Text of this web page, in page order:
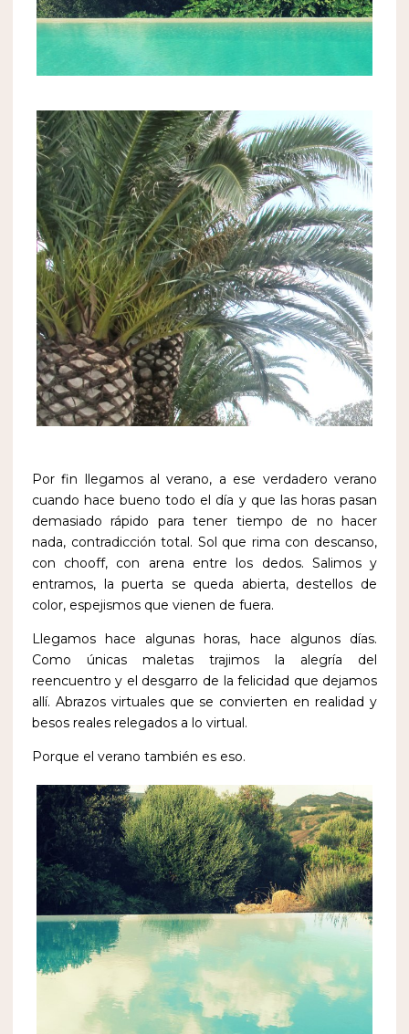
Por fin llegamos al verano, a ese verdadero verano
cuando hace bueno todo el día y que las horas pasan
demasiado rápido para tener tiempo de no hacer
nada, contradicción total. Sol que rima con descanso,
con chooff, con arena entre los dedos. Salimos y
entramos, la puerta se queda abierta, destellos de
color, espejismos que vienen de fuera.
Llegamos hace algunas horas, hace algunos días.
Como únicas maletas trajimos la alegría del
reencuentro y el desgarro de la felicidad que dejamos
allí. Abrazos virtuales que se convierten en realidad y
besos reales relegados a lo virtual.
Porque el verano también es eso.